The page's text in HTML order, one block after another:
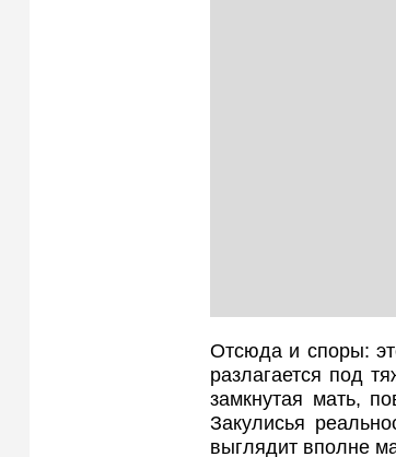
Отсюда и споры:
разлагается под
замкнутая мать,
Закулисья
выглядит вполне